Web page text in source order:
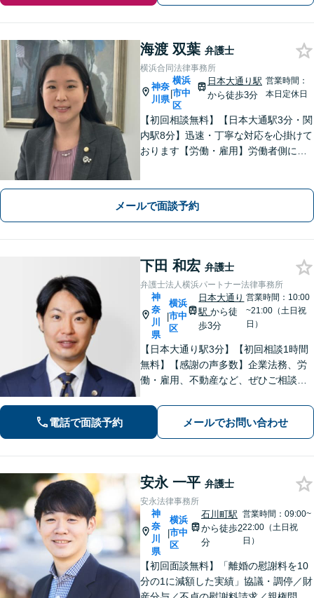
海渡 双葉 弁護士
横浜合同法律事務所
神奈
川県
|
横浜
市中
区
日本大通り駅
から徒歩3分
営業時間：
本日定休日
【初回相談無料】【日本大通駅3分・関
内駅8分】迅速・丁寧な対応を心掛けて
おります【労働・雇用】労働者側に特
等、お任せください【弁護士歴10年以
メールで面談予約
下田 和宏 弁護士
弁護士法人横浜パートナー法律事務所
神
奈
川
県
|
横浜
市中
区
日本大通り
駅から徒
歩3分
営業時間：10:00
~21:00（土日祝
日）
【日本大通り駅3分】【初回相談1時間
無料】【感謝の声多数】企業法務、労
働・雇用、不動産など、ぜひご相談く
ーガルサービスの提供を心がけており
ます。お困りの場合は、ぜひご相談く
ださい。【休日・夜間面談可】【電話
相談可】
電話で面談予約 メールでお問い合わせ
安永 一平 弁護士
安永法律事務所
神
奈
川
県
|
横浜
市中
区
石川町駅
から徒歩2
分
営業時間：09:00~
22:00（土日祝
日）
【初回面談無料】「離婚の慰謝料を10
分の1に減額した実績」協議・調停／財